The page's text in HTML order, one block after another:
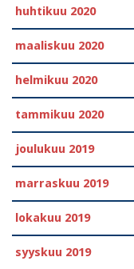
huhtikuu 2020
maaliskuu 2020
helmikuu 2020
tammikuu 2020
joulukuu 2019
marraskuu 2019
lokakuu 2019
syyskuu 2019